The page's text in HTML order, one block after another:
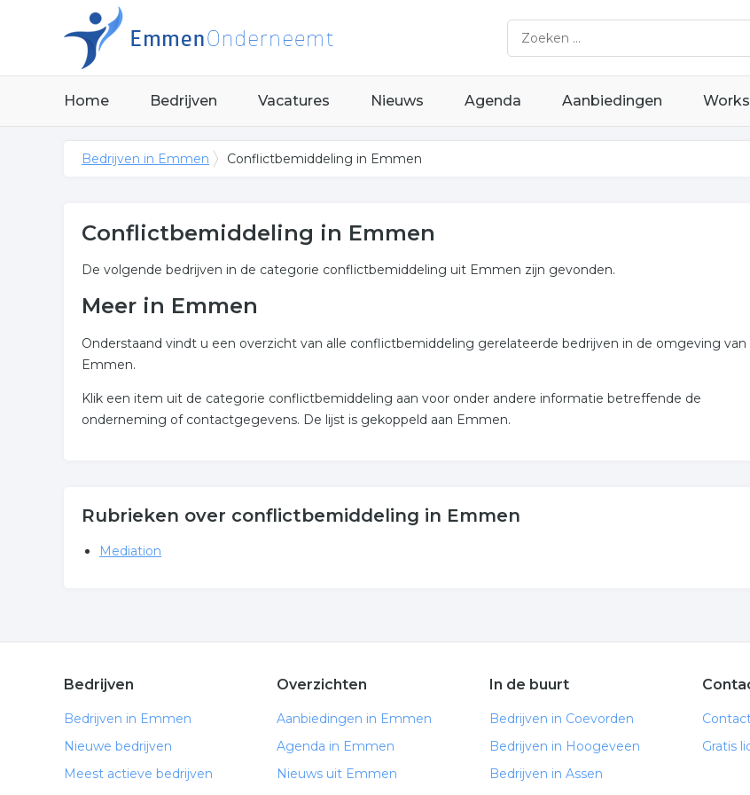
Home Bedrijven Vacatures Nieuws Agenda Aanbiedingen
Bedrijven in Emmen Conflictbemiddeling in Emmen
Conflictbemiddeling in Emmen
De volgende bedrijven in de categorie conflictbemiddeling uit Emmen zijn gevonden.
Meer in Emmen
Onderstaand vindt u een overzicht van alle conflictbemiddeling gerelateerde bedrijven in de omgeving van
Emmen.
Klik een item uit de categorie conflictbemiddeling aan voor onder andere informatie betreffende de
onderneming of contactgegevens. De lijst is gekoppeld aan Emmen.
Rubrieken over conflictbemiddeling in Emmen
Mediation
Bedrijven
Bedrijven in Emmen
Nieuwe bedrijven
Meest actieve bedrijven
Overzichten
Aanbiedingen in Emmen
Agenda in Emmen
Nieuws uit Emmen
In de buurt
Bedrijven in Coevorden
Bedrijven in Hoogeveen
Bedrijven in Assen
Gratis